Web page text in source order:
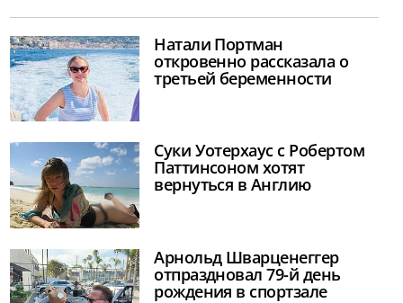
Натали Портман
откровенно рассказала о
третьей беременности
Суки Уотерхаус с Робертом
Паттинсоном хотят
вернуться в Англию
Арнольд Шварценеггер
отпраздновал 79-й день
рождения в спортзале